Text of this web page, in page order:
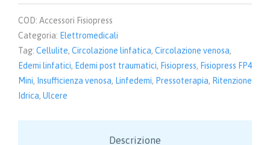
COD: Accessori Fisiopress
Categoria: Elettromedicali
Tag: Cellulite, Circolazione linfatica, Circolazione venosa,
Edemi linfatici, Edemi post traumatici, Fisiopress, Fisiopress FP4
Mini, Insufficienza venosa, Linfedemi, Pressoterapia, Ritenzione
Idrica, Ulcere
Descrizione